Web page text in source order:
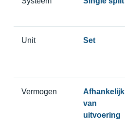
Unit Set
Vermogen
Afhankelijk
van
uitvoering